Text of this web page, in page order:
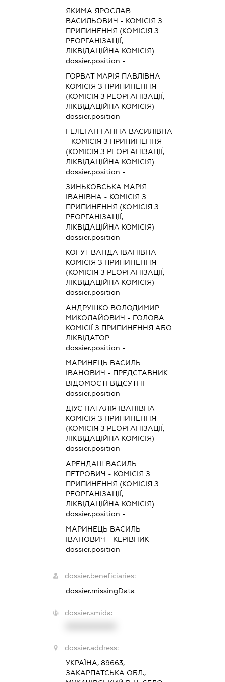
ЯКИМА ЯРОСЛАВ
ВАСИЛЬОВИЧ - КОМІСІЯ З
ПРИПИНЕННЯ (КОМІСІЯ З
РЕОРГАНІЗАЦІЇ,
ЛІКВІДАЦІЙНА КОМІСІЯ)
dossier.position -
ГОРВАТ МАРІЯ ПАВЛІВНА -
КОМІСІЯ З ПРИПИНЕННЯ
(КОМІСІЯ З РЕОРГАНІЗАЦІЇ,
ЛІКВІДАЦІЙНА КОМІСІЯ)
dossier.position -
ГЕЛЕГАН ГАННА ВАСИЛІВНА
- КОМІСІЯ З ПРИПИНЕННЯ
(КОМІСІЯ З РЕОРГАНІЗАЦІЇ,
ЛІКВІДАЦІЙНА КОМІСІЯ)
dossier.position -
ЗИНЬКОВСЬКА МАРІЯ
ІВАНІВНА - КОМІСІЯ З
ПРИПИНЕННЯ (КОМІСІЯ З
РЕОРГАНІЗАЦІЇ,
ЛІКВІДАЦІЙНА КОМІСІЯ)
dossier.position -
КОГУТ ВАНДА ІВАНІВНА -
КОМІСІЯ З ПРИПИНЕННЯ
(КОМІСІЯ З РЕОРГАНІЗАЦІЇ,
ЛІКВІДАЦІЙНА КОМІСІЯ)
dossier.position -
АНДРУШКО ВОЛОДИМИР
МИКОЛАЙОВИЧ - ГОЛОВА
КОМІСІЇ З ПРИПИНЕННЯ АБО
ЛІКВІДАТОР
dossier.position -
МАРИНЕЦЬ ВАСИЛЬ
ІВАНОВИЧ - ПРЕДСТАВНИК
ВІДОМОСТІ ВІДСУТНІ
dossier.position -
ДІУС НАТАЛІЯ ІВАНІВНА -
КОМІСІЯ З ПРИПИНЕННЯ
(КОМІСІЯ З РЕОРГАНІЗАЦІЇ,
ЛІКВІДАЦІЙНА КОМІСІЯ)
dossier.position -
АРЕНДАШ ВАСИЛЬ
ПЕТРОВИЧ - КОМІСІЯ З
ПРИПИНЕННЯ (КОМІСІЯ З
РЕОРГАНІЗАЦІЇ,
ЛІКВІДАЦІЙНА КОМІСІЯ)
dossier.position -
МАРИНЕЦЬ ВАСИЛЬ
ІВАНОВИЧ - КЕРІВНИК
dossier.position -
dossier.beneficiaries:
dossier.missingData
dossier.smida:
dossier.address:
УКРАЇНА, 89663,
ЗАКАРПАТСЬКА ОБЛ.,